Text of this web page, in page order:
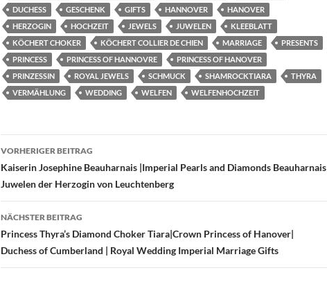
DUCHESS
GESCHENK GIFTS HANNOVER
HANOVER
HERZOGIN
HOCHZEIT JEWELS JUWELEN
KLEEBLATT
KÖCHERT CHOKER
KÖCHERT COLLIER DE CHIEN MARRIAGE
PRESENTS
PRINCESS
PRINCESS OF HANNOVRE
PRINCESS OF HANOVER
PRINZESSIN
ROYAL JEWELS SCHMUCK SHAMROCKTIARA
THYRA
VERMÄHLUNG
WEDDING WELFEN WELFENHOCHZEIT
Beitragsnavigation
VORHERIGER BEITRAG
Kaiserin Josephine Beauharnais |Imperial Pearls and Diamonds Beauharnais
Juwelen der Herzogin von Leuchtenberg
NÄCHSTER BEITRAG
Princess Thyra’s Diamond Choker Tiara|Crown Princess of Hanover|
Duchess of Cumberland | Royal Wedding Imperial Marriage Gifts